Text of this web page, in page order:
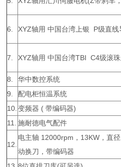
6. XYZ轴用 中国台湾上银 P级直线
7. XYZ轴用 中国台湾TBI C4级滚
8.
华中数控系统
9.
配电柜恒温系统
10. 变频器 ( 带编码器)
11.
施耐德电气配件
12.
电主轴 12000rpm，13KW，直
动换刀，带编码器